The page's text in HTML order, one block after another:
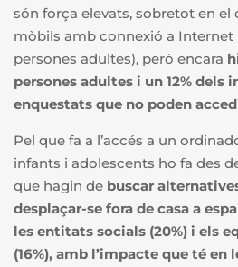
són força elevats, sobretot en el
mòbils amb connexió a Internet
persones adultes), però encara
persones adultes i un 12% dels
enquestats que no poden
Pel que fa a l’accés a un
infants i adolescents ho fa des
que hagin de buscar
desplaçar-se fora de casa a
les entitats socials (20%) i els
(16%), amb l’impacte que té en